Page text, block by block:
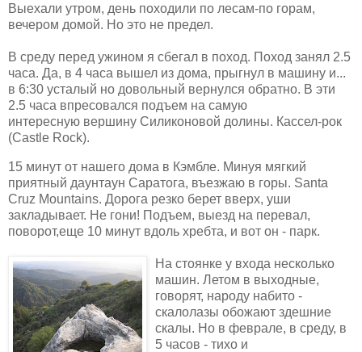
Выехали утром, день походили по лесам-по горам,
вечером домой. Но это не предел.
В среду перед ужином я сбегал в поход. Поход занял 2.5
часа. Да, в 4 часа вышел из дома, прыгнул в машину и...
в 6:30 усталый но довольный вернулся обратно. В эти
2.5 часа впресовался подъем на самую
интересную вершину Силиконовой долины. Кассел-рок
(Castle Rock).
15 минут от нашего дома в Кэмбле. Минуя мягкий
приятный даунтаун Саратога, въезжаю в горы. Santa
Cruz Mountains. Дорога резко берет вверх, уши
закладывает. Не гони! Подъем, выезд на перевал,
поворот,еще 10 минут вдоль хребта, и вот он - парк.
На стоянке у входа несколько
машин. Летом в выходные,
говорят, народу набито -
скалолазы обожают здешние
скалы. Но в феврале, в среду, в
5 часов - тихо и